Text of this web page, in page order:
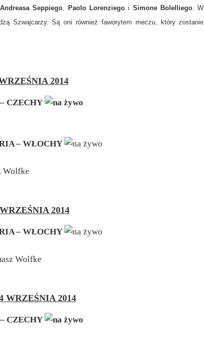
Andreasa Seppiego Paolo Lorenziego i Simone Bolelliego . W
Szwajcarzy. Są oni również faworytem meczu, który zostanie
2014
CZECHY
– WŁOCHY
Wolfke
2014
– WŁOCHY
Wolfke
WRZEŚNIA 2014
CZECHY